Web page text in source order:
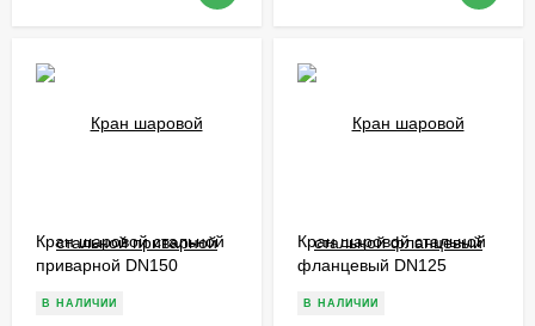
Кран шаровой стальной
приварной DN150
В НАЛИЧИИ
Кран шаровой стальной
фланцевый DN125
В НАЛИЧИИ